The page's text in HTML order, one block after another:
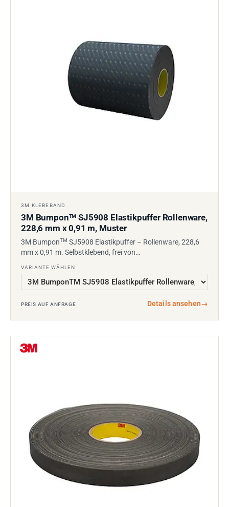
3M KLEBEBAND
3M BumponTM SJ5908 Elastikpuffer Rollenware,
228,6 mm x 0,91 m, Muster
3M BumponTM SJ5908 Elastikpuffer – Rollenware, 228,6
mm x 0,91 m. Selbstklebend, frei von…
VARIANTE WÄHLEN
PREIS AUF ANFRAGE Details ansehen→